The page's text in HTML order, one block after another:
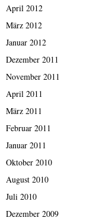
April 2012
März 2012
Januar 2012
Dezember 2011
November 2011
April 2011
März 2011
Februar 2011
Januar 2011
Oktober 2010
August 2010
Juli 2010
Dezember 2009